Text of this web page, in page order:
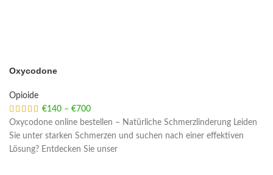
Oxycodone
Opioide
€140 – €700
Oxycodone online bestellen – Natürliche Schmerzlinderung Leiden
Sie unter starken Schmerzen und suchen nach einer effektiven
Lösung? Entdecken Sie unser